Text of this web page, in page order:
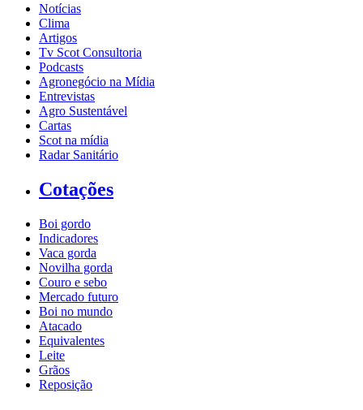
Notícias
Clima
Artigos
Tv Scot Consultoria
Podcasts
Agronegócio na Mídia
Entrevistas
Agro Sustentável
Cartas
Scot na mídia
Radar Sanitário
Cotações
Boi gordo
Indicadores
Vaca gorda
Novilha gorda
Couro e sebo
Mercado futuro
Boi no mundo
Atacado
Equivalentes
Leite
Grãos
Reposição